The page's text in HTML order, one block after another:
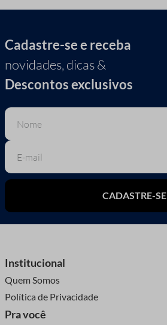
Cadastre-se e receba
novidades, dicas &
Descontos exclusivos
CADASTRE-SE
Institucional
Quem Somos
Política de Privacidade
Pra você